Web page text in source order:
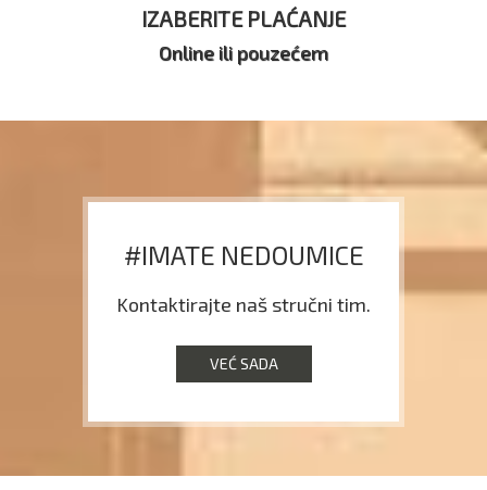
IZABERITE PLAĆANJE
Online ili pouzećem
#IMATE NEDOUMICE
Kontaktirajte naš stručni tim.
VEĆ SADA